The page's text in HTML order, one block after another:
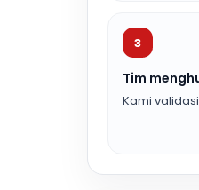
3
Tim
Kami